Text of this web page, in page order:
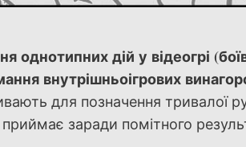
однотипних дій у відеогрі
внутрішньоігрових
для позначення тривалої
заради помітного